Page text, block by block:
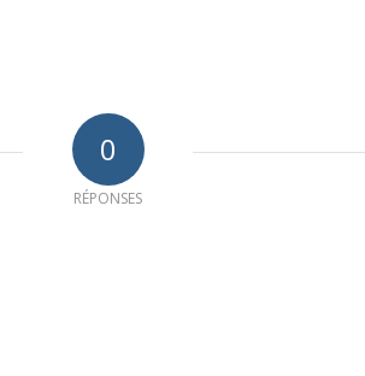
0
RÉPONSES